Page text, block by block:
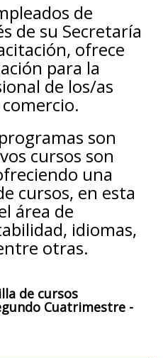
de
de su Secretaría
ofrece
para la
de los/as
son
cursos son
una
cursos, en esta
área de
idiomas,
otras.
de cursos
Cuatrimestre -